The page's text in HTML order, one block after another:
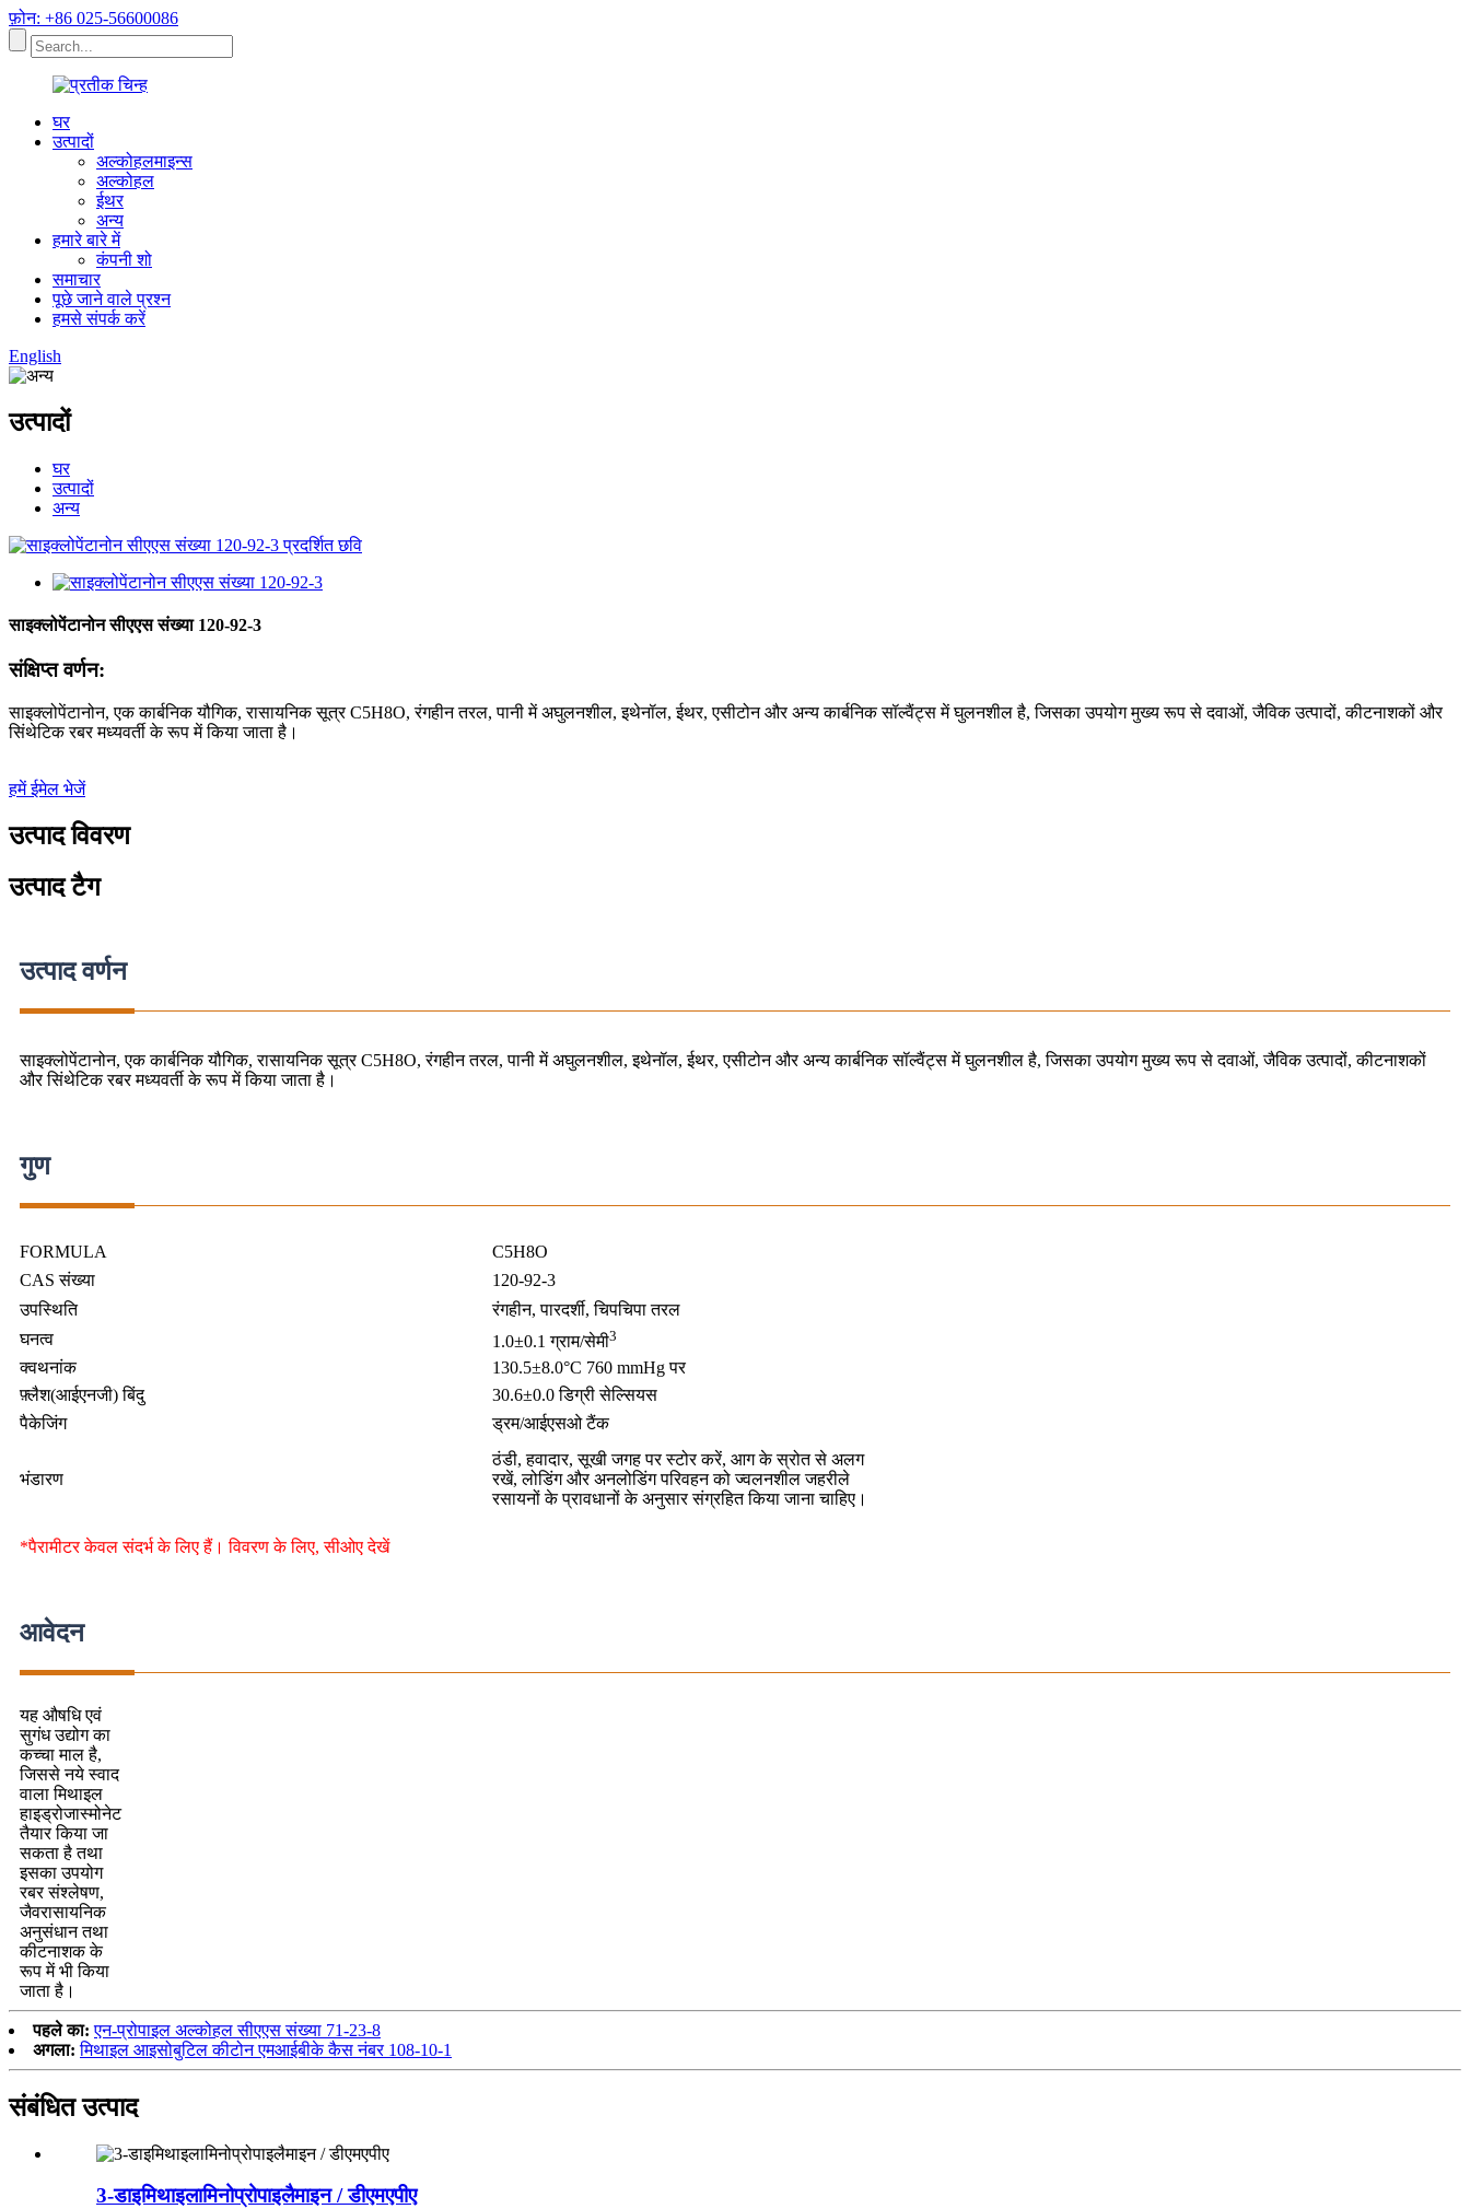
फ़ोन: +86 025-56600086
घर
उत्पादों
अल्कोहलमाइन्स
अल्कोहल
ईथर
अन्य
हमारे बारे में
कंपनी शो
समाचार
पूछे जाने वाले प्रश्न
हमसे संपर्क करें
English
उत्पादों
घर
उत्पादों
अन्य
साइक्लोपेंटानोन सीएएस संख्या 120-92-3
संक्षिप्त वर्णन:
साइक्लोपेंटानोन, एक कार्बनिक यौगिक, रासायनिक सूत्र C5H8O, रंगहीन तरल, पानी में अघुलनशील, इथेनॉल, ईथर, एसीटोन और अन्य कार्बनिक सॉल्वैंट्स में घुलनशील है, जिसका उपयोग मुख्य रूप से दवाओं, जैविक उत्पादों, कीटनाशकों और
सिंथेटिक रबर मध्यवर्ती के रूप में किया जाता है।
हमें ईमेल भेजें
उत्पाद विवरण
उत्पाद टैग
उत्पाद वर्णन
साइक्लोपेंटानोन, एक कार्बनिक यौगिक, रासायनिक सूत्र C5H8O, रंगहीन तरल, पानी में अघुलनशील, इथेनॉल, ईथर, एसीटोन और अन्य कार्बनिक सॉल्वैंट्स में घुलनशील है, जिसका उपयोग मुख्य रूप से दवाओं, जैविक उत्पादों, कीटनाशकों
और सिंथेटिक रबर मध्यवर्ती के रूप में किया जाता है।
गुण
FORMULA
C5H8O
CAS संख्या
120-92-3
उपस्थिति
रंगहीन, पारदर्शी, चिपचिपा तरल
घनत्व
1.0±0.1 ग्राम/सेमी3
क्वथनांक
130.5±8.0°C 760 mmHg पर
फ़्लैश(आईएनजी) बिंदु
30.6±0.0 डिग्री सेल्सियस
पैकेजिंग
ड्रम/आईएसओ टैंक
भंडारण
ठंडी, हवादार, सूखी जगह पर स्टोर करें, आग के स्रोत से अलग
रखें, लोडिंग और अनलोडिंग परिवहन को ज्वलनशील जहरीले
रसायनों के प्रावधानों के अनुसार संग्रहित किया जाना चाहिए।
*पैरामीटर केवल संदर्भ के लिए हैं। विवरण के लिए, सीओए देखें
आवेदन
यह औषधि एवं
सुगंध उद्योग का
कच्चा माल है,
जिससे नये स्वाद
वाला मिथाइल
हाइड्रोजास्मोनेट
तैयार किया जा
सकता है तथा
इसका उपयोग
रबर संश्लेषण,
जैवरासायनिक
अनुसंधान तथा
कीटनाशक के
रूप में भी किया
जाता है।
पहले का: एन-प्रोपाइल अल्कोहल सीएएस संख्या 71-23-8
अगला: मिथाइल आइसोबुटिल कीटोन एमआईबीके कैस नंबर 108-10-1
संबंधित उत्पाद
3-डाइमिथाइलामिनोप्रोपाइलैमाइन / डीएमएपीए